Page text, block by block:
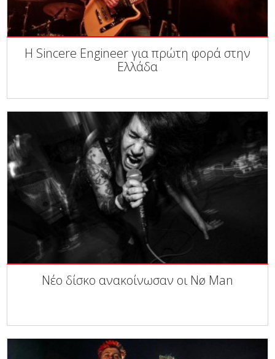
Η Sincere Engineer για πρώτη φορά στην
Ελλάδα
Νέο δίσκο ανακοίνωσαν οι Nø Man